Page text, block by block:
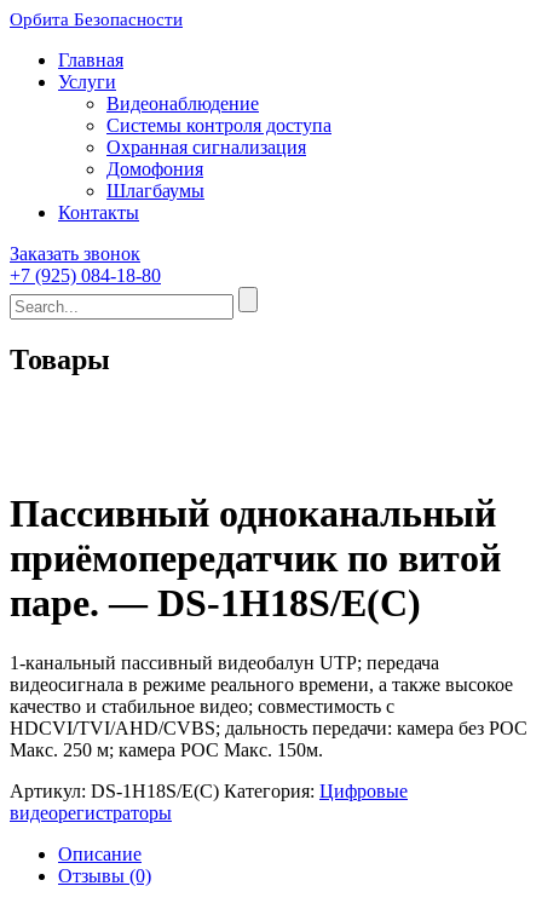
Орбита Безопасности
Главная
Услуги
Видеонаблюдение
Системы контроля доступа
Охранная сигнализация
Домофония
Шлагбаумы
Контакты
Заказать звонок
+7 (925) 084-18-80
Товары
Пассивный одноканальный
приёмопередатчик по витой
паре. — DS-1H18S/E(C)
1-канальный пассивный видеобалун UTP; передача
видеосигнала в режиме реального времени, а также высокое
качество и стабильное видео; совместимость с
HDCVI/TVI/AHD/CVBS; дальность передачи: камера без POC
Макс. 250 м; камера POC Макс. 150м.
Артикул: DS-1H18S/E(C) Категория: Цифровые
видеорегистраторы
Описание
Отзывы (0)